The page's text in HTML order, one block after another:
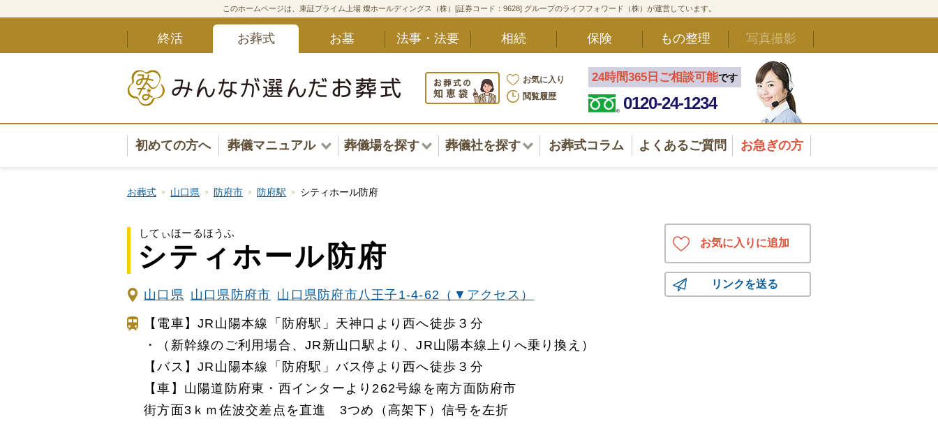
このホームページは、東証プライム上場 燦ホールディングス（株）[証券コード：9628] グループのライフフォワード（株）が運営しています。
終活 お葬式 お墓 法事・法要 相続 保険 もの整理 写真撮影
お気に入り
閲覧履歴
24時間365日ご相談可能です
0120-24-1234
初めての方へ 葬儀マニュアル
葬儀マニュアル一覧
葬儀の準備〜葬儀後まで
葬儀の選び方
家族葬とは
葬儀費用の平均相場
葬儀場を探す
北海道
関東
中部・東海
関西
中国・四国
九州・沖縄
葬儀社を探す
中部・東海
関西
中国・四国
九州・沖縄
お葬式コラム よくあるご質問 お急ぎの方
お葬式 山口県 防府市 防府駅 シティホール防府
してぃほーるほうふ
シティホール防府
山口県 山口県防府市 山口県防府市八王子1-4-62（▼アクセス）
【電車】JR山陽本線「防府駅」天神口より西へ徒歩３分
・（新幹線のご利用場合、JR新山口駅より、JR山陽本線上りへ乗り換え）
【バス】JR山陽本線「防府駅」バス停より西へ徒歩３分
【車】山陽道防府東・西インターより262号線を南方面防府市
街方面3ｋｍ佐波交差点を直進 3つめ（高架下）信号を左折
お気に入りに追加
リンクを送る